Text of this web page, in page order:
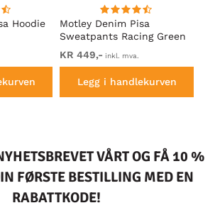
Hoodie
Motley Denim Pisa
Sweatpants Racing Green
KR 449,- inkl. mva.
Legg i handlekurven
VÅRT OG FÅ 10 %
FØRSTE BESTILLING MED EN
RABATTKODE!